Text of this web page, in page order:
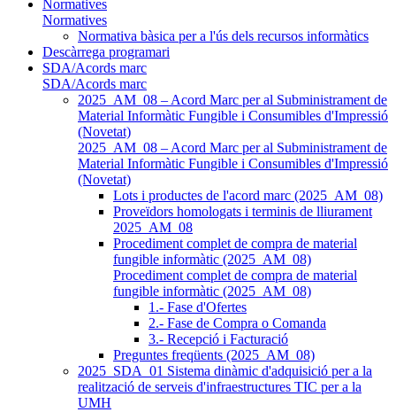
Normatives
Normatives
Normativa bàsica per a l'ús dels recursos informàtics
Descàrrega programari
SDA/Acords marc
SDA/Acords marc
2025_AM_08 – Acord Marc per al Subministrament de
Material Informàtic Fungible i Consumibles d'Impressió
(Novetat)
2025_AM_08 – Acord Marc per al Subministrament de
Material Informàtic Fungible i Consumibles d'Impressió
(Novetat)
Lots i productes de l'acord marc (2025_AM_08)
Proveïdors homologats i terminis de lliurament
2025_AM_08
Procediment complet de compra de material
fungible informàtic (2025_AM_08)
Procediment complet de compra de material
fungible informàtic (2025_AM_08)
1.- Fase d'Ofertes
2.- Fase de Compra o Comanda
3.- Recepció i Facturació
Preguntes freqüents (2025_AM_08)
2025_SDA_01 Sistema dinàmic d'adquisició per a la
realització de serveis d'infraestructures TIC per a la
UMH